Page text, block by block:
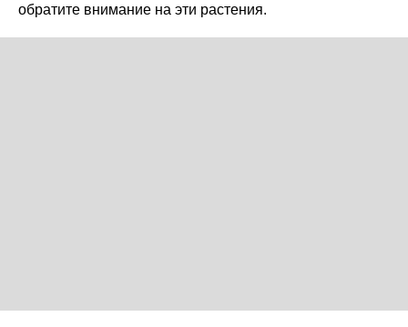
обратите внимание на эти растения.